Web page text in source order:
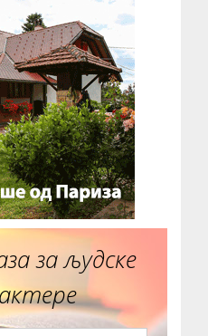
за људске